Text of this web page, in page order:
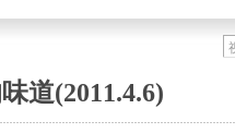
道(2011.4.6)